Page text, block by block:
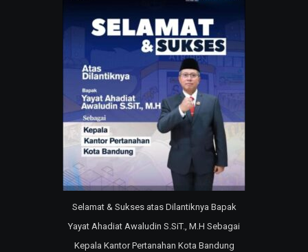
Selamat & Sukses atas Dilantiknya Bapak
Yayat Ahadiat Awaludin S.SiT., M.H Sebagai
Kepala Kantor Pertanahan Kota Bandung